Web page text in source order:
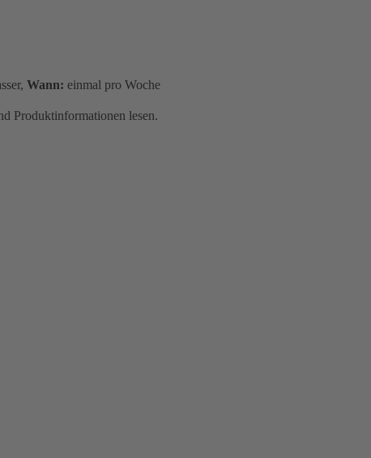
Wann: einmal pro Woche
Produktinformationen lesen.